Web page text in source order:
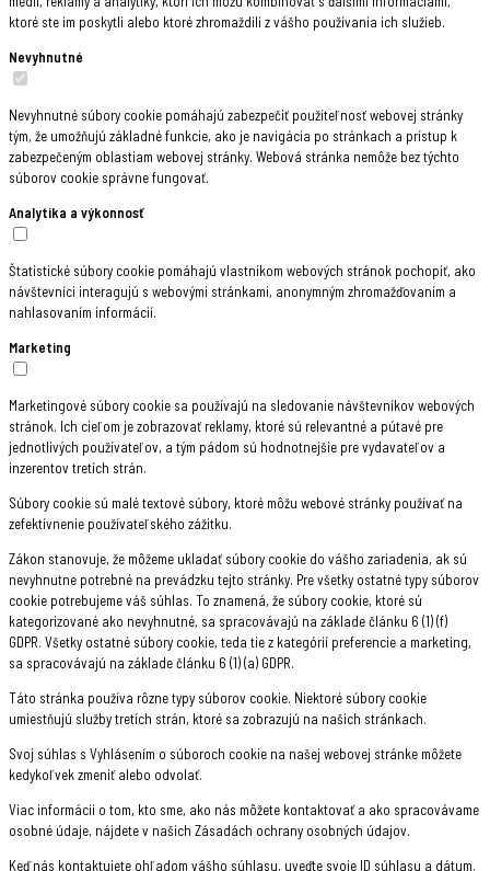
ktoré ste im poskytli alebo ktoré zhromaždili z vášho používania ich služieb.
Nevyhnutné
Nevyhnutné súbory cookie pomáhajú zabezpečiť použiteľnosť webovej stránky
tým, že umožňujú základné funkcie, ako je navigácia po stránkach a prístup k
zabezpečeným oblastiam webovej stránky. Webová stránka nemôže bez týchto
súborov cookie správne fungovať.
Analytika a výkonnosť
Štatistické súbory cookie pomáhajú vlastníkom webových stránok pochopiť, ako
návštevníci interagujú s webovými stránkami, anonymným zhromažďovaním a
nahlasovaním informácií.
Marketing
Marketingové súbory cookie sa používajú na sledovanie návštevníkov webových
stránok. Ich cieľom je zobrazovať reklamy, ktoré sú relevantné a pútavé pre
jednotlivých používateľov, a tým pádom sú hodnotnejšie pre vydavateľov a
inzerentov tretích strán.
Súbory cookie sú malé textové súbory, ktoré môžu webové stránky používať na
zefektívnenie používateľského zážitku.
Zákon stanovuje, že môžeme ukladať súbory cookie do vášho zariadenia, ak sú
nevyhnutne potrebné na prevádzku tejto stránky. Pre všetky ostatné typy súborov
cookie potrebujeme váš súhlas. To znamená, že súbory cookie, ktoré sú
kategorizované ako nevyhnutné, sa spracovávajú na základe článku 6 (1) (f)
GDPR. Všetky ostatné súbory cookie, teda tie z kategórií preferencie a marketing,
sa spracovávajú na základe článku 6 (1) (a) GDPR.
Táto stránka používa rôzne typy súborov cookie. Niektoré súbory cookie
umiestňujú služby tretích strán, ktoré sa zobrazujú na našich stránkach.
Svoj súhlas s Vyhlásením o súboroch cookie na našej webovej stránke môžete
kedykoľvek zmeniť alebo odvolať.
Viac informácií o tom, kto sme, ako nás môžete kontaktovať a ako spracovávame
osobné údaje, nájdete v našich Zásadách ochrany osobných údajov.
Keď nás kontaktujete ohľadom vášho súhlasu, uveďte svoje ID súhlasu a dátum.